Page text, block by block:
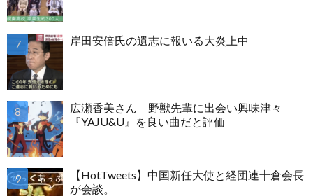
岸田安倍氏の遺志に報いる大炎上中
広瀬香美さん 野獣先輩に出会い興味津々
『YAJU&U』を良い曲だと評価
【HotTweets】中国新任大使と経団連十倉会長
が会談。